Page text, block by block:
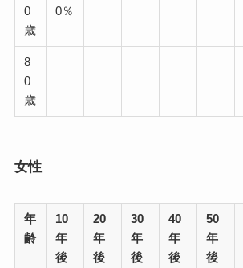
0
歳
0％
8
0
歳
女性
年
齢
10
年
後
20
年
後
30
年
後
40
年
後
50
年
後